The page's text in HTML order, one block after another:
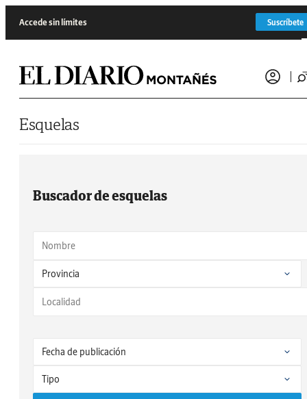
Accede sin límites Suscríbete
Esquelas
Buscador de esquelas